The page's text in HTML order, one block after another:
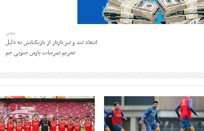
بعدی
انتقاد تند و تیز تارتار از بازیکنانش به دلیل
تحریم تمرینات پارس جنوبی جم